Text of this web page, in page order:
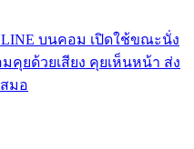
บนคอม เปิดใช้ขณะนั่ง
คุยด้วยเสียง คุยเห็นหน้า ส่ง
มอ